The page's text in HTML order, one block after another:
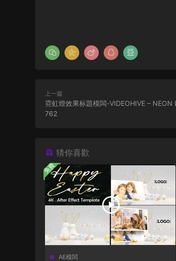
上一篇
霓虹燈效果标題模闆-VIDEOHIVE –
762
猜你喜歡
AE模闆
免費